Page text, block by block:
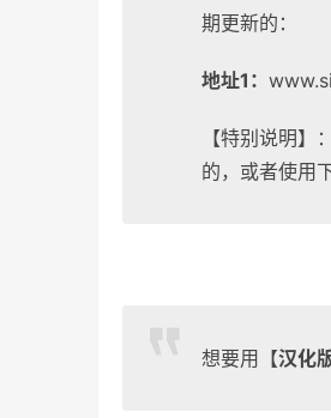
期更新的：
地址1：
【特别说明
的，或者使用
想要用【汉化